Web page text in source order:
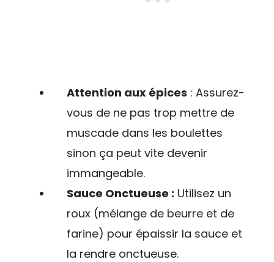
Attention aux épices : Assurez-
vous de ne pas trop mettre de
muscade dans les boulettes
sinon ça peut vite devenir
immangeable.
Sauce Onctueuse : Utilisez un
roux (mélange de beurre et de
farine) pour épaissir la sauce et
la rendre onctueuse.